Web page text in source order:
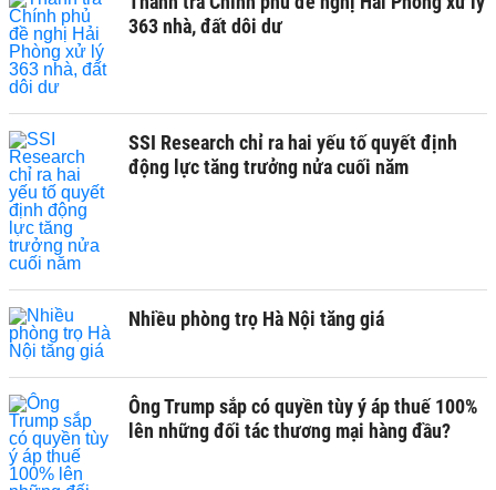
363 nhà, đất dôi dư
SSI Research chỉ ra hai yếu tố quyết định
động lực tăng trưởng nửa cuối năm
Nhiều phòng trọ Hà Nội tăng giá
Ông Trump sắp có quyền tùy ý áp thuế 100%
lên những đối tác thương mại hàng đầu?